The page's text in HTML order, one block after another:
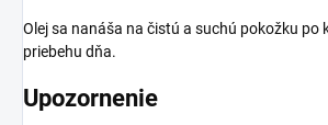
Olej sa nanáša na čistú a suchú pokožku po
priebehu dňa.
Upozornenie